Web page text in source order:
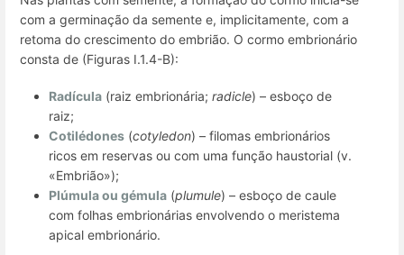
com a germinação da semente e, implicitamente, com a
retoma do crescimento do embrião. O cormo embrionário
consta de (Figuras I.1.4-B):
Radícula (raiz embrionária; radicle) – esboço de
raiz;
Cotilédones (cotyledon) – filomas embrionários
ricos em reservas ou com uma função haustorial (v.
«Embrião»);
Plúmulaou gémula (plumule) – esboço de caule
com folhas embrionárias envolvendo o meristema
apical embrionário.